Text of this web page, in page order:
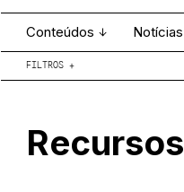
Conteúdos Notícias
Projecto e Equipa
FILTROS +
Recursos